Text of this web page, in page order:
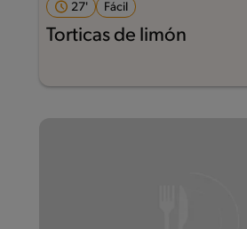
27' Fácil
Torticas de limón